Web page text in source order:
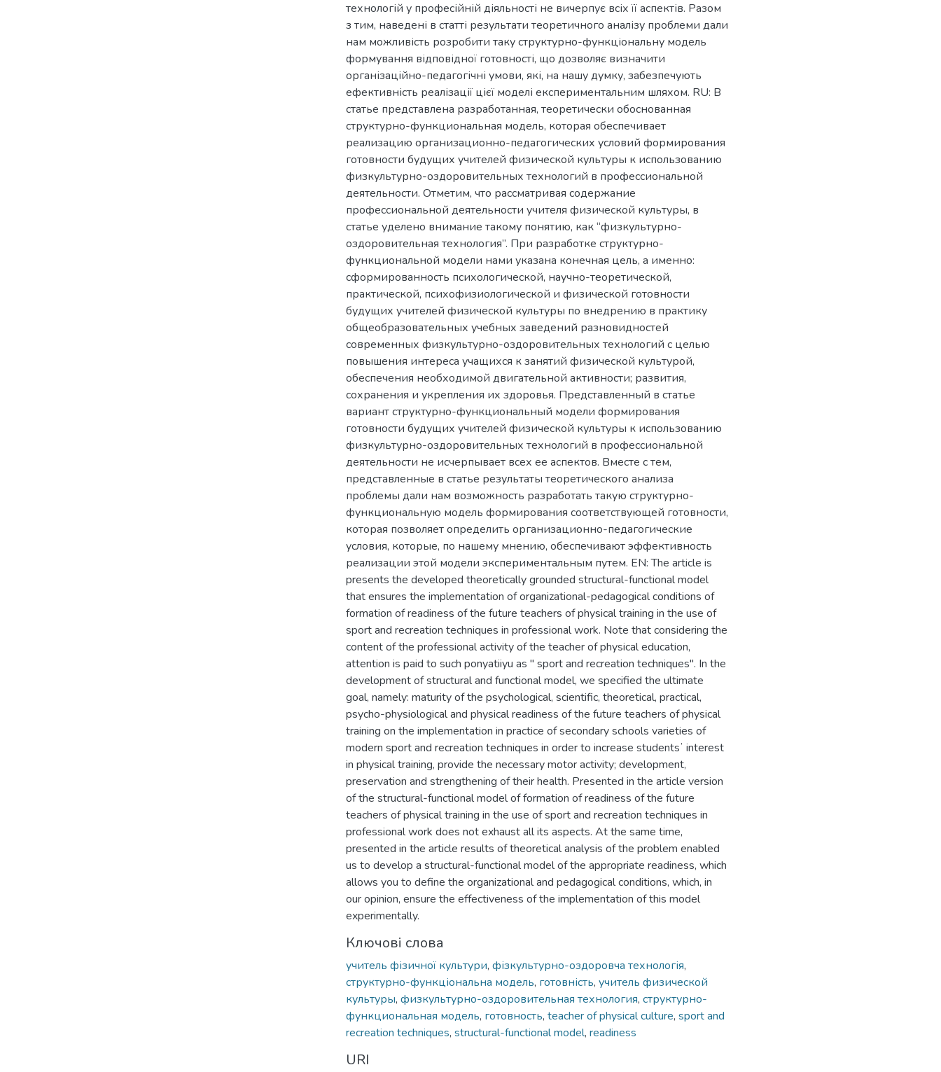
технологій у професійній діяльності не вичерпує всіх її аспектів. Разом
з тим, наведені в статті результати теоретичного аналізу проблеми дали
нам можливість розробити таку структурно-функціональну модель
формування відповідної готовності, що дозволяє визначити
організаційно-педагогічні умови, які, на нашу думку, забезпечують
ефективність реалізації цієї моделі експериментальним шляхом. RU: В
статье представлена разработанная, теоретически обоснованная
структурно-функциональная модель, которая обеспечивает
реализацию организационно-педагогических условий формирования
готовности будущих учителей физической культуры к использованию
физкультурно-оздоровительных технологий в профессиональной
деятельности. Отметим, что рассматривая содержание
профессиональной деятельности учителя физической культуры, в
статье уделено внимание такому понятию, как “физкультурно-
оздоровительная технология”. При разработке структурно-
функциональной модели нами указана конечная цель, а именно:
сформированность психологической, научно-теоретической,
практической, психофизиологической и физической готовности
будущих учителей физической культуры по внедрению в практику
общеобразовательных учебных заведений разновидностей
современных физкультурно-оздоровительных технологий с целью
повышения интереса учащихся к занятий физической культурой,
обеспечения необходимой двигательной активности; развития,
сохранения и укрепления их здоровья. Представленный в статье
вариант структурно-функциональный модели формирования
готовности будущих учителей физической культуры к использованию
физкультурно-оздоровительных технологий в профессиональной
деятельности не исчерпывает всех ее аспектов. Вместе с тем,
представленные в статье результаты теоретического анализа
проблемы дали нам возможность разработать такую структурно-
функциональную модель формирования соответствующей готовности,
которая позволяет определить организационно-педагогические
условия, которые, по нашему мнению, обеспечивают эффективность
реализации этой модели экспериментальным путем. EN: The article is
presents the developed theoretically grounded structural-functional model
that ensures the implementation of organizational-pedagogical conditions of
formation of readiness of the future teachers of physical training in the use of
sport and recreation techniques in professional work. Note that considering the
content of the professional activity of the teacher of physical education,
attention is paid to such ponyatiiyu as " sport and recreation techniques". In the
development of structural and functional model, we specified the ultimate
goal, namely: maturity of the psychological, scientific, theoretical, practical,
psycho-physiological and physical readiness of the future teachers of physical
training on the implementation in practice of secondary schools varieties of
modern sport and recreation techniques in order to increase studentsʼ interest
in physical training, provide the necessary motor activity; development,
preservation and strengthening of their health. Presented in the article version
of the structural-functional model of formation of readiness of the future
teachers of physical training in the use of sport and recreation techniques in
professional work does not exhaust all its aspects. At the same time,
presented in the article results of theoretical analysis of the problem enabled
us to develop a structural-functional model of the appropriate readiness, which
allows you to define the organizational and pedagogical conditions, which, in
our opinion, ensure the effectiveness of the implementation of this model
experimentally.
Ключові слова
учитель фізичної культури, фізкультурно-оздоровча технологія,
структурно-функціональна модель, готовність, учитель физической
культуры, физкультурно-оздоровительная технология, структурно-
функциональная модель, готовность, teacher of physical culture, sport and
recreation techniques, structural-functional model, readiness
URI